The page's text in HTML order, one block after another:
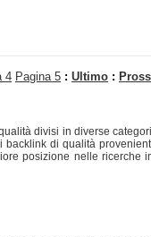
4 Pagina 5 : Ultimo :
divisi in diverse
di qualità
posizione nelle ricerche